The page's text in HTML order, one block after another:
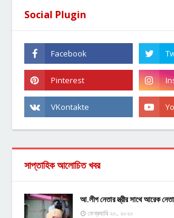
Social Plugin
সাপ্তাহিক আলোচিত খবর
আ.লীগ নেতার স্ত্রীর সাথে আরেক
ফেব্রুয়ারি ২০, ২০২০